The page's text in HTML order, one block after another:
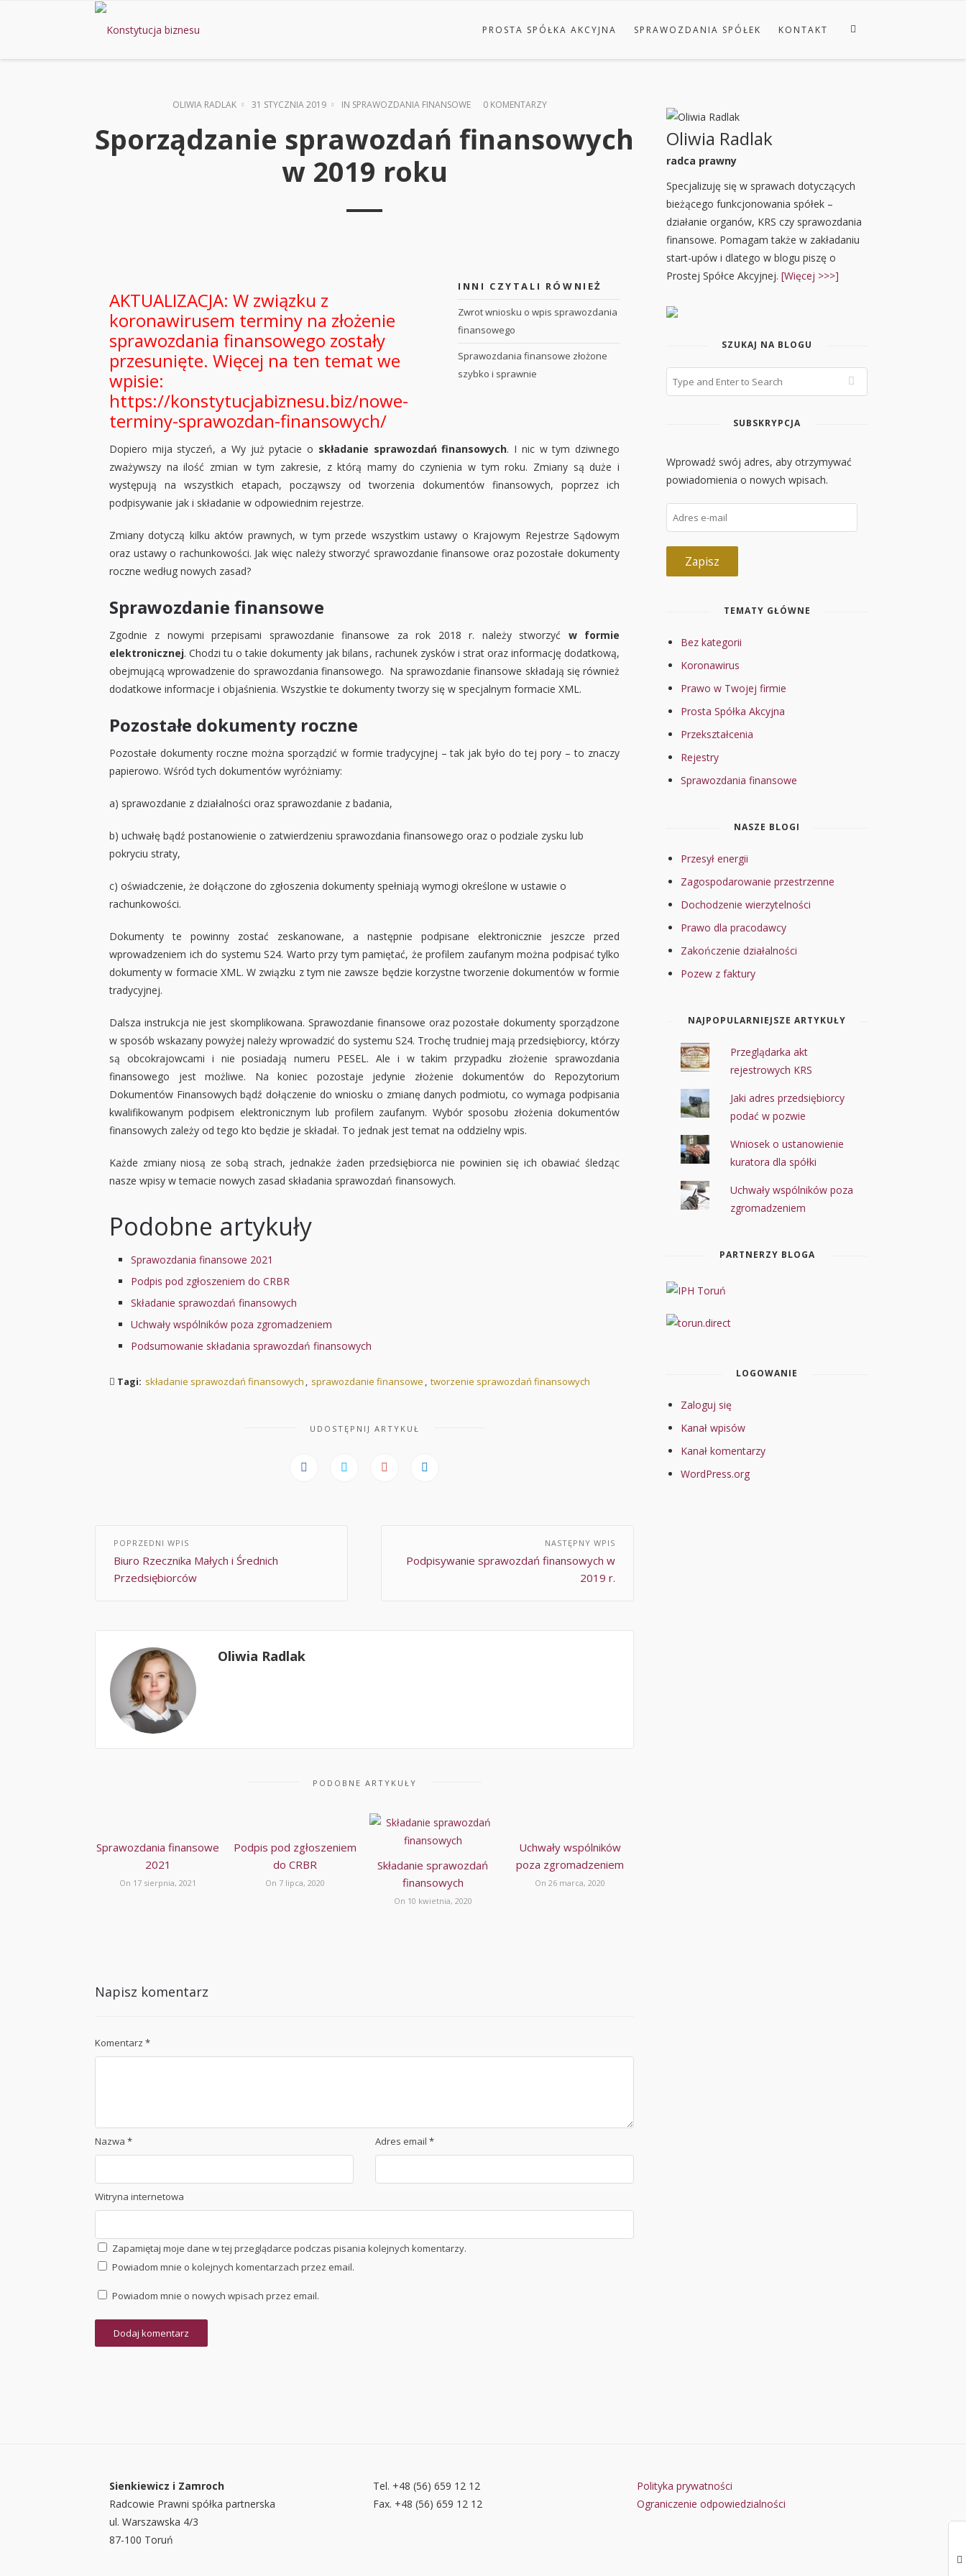
PROSTA SPÓŁKA AKCYJNA SPRAWOZDANIA SPÓŁEK KONTAKT
OLIWIA RADLAK 31 STYCZNIA 2019 IN SPRAWOZDANIA FINANSOWE 0 KOMENTARZY
Sporządzanie sprawozdań finansowych
w 2019 roku
INNI CZYTALI RÓWNIEŻ
Zwrot wniosku o wpis sprawozdania
finansowego
Sprawozdania finansowe złożone
szybko i sprawnie
AKTUALIZACJA: W związku z
koronawirusem terminy na złożenie
sprawozdania finansowego zostały
przesunięte. Więcej na ten temat we
wpisie:
https://konstytucjabiznesu.biz/nowe-
terminy-sprawozdan-finansowych/
Dopiero mija styczeń, a Wy już pytacie o składanie sprawozdań finansowych. I nic w tym dziwnego
zważywszy na ilość zmian w tym zakresie, z którą mamy do czynienia w tym roku. Zmiany są duże i
występują na wszystkich etapach, począwszy od tworzenia dokumentów finansowych, poprzez ich
podpisywanie jak i składanie w odpowiednim rejestrze.
Zmiany dotyczą kilku aktów prawnych, w tym przede wszystkim ustawy o Krajowym Rejestrze Sądowym
oraz ustawy o rachunkowości. Jak więc należy stworzyć sprawozdanie finansowe oraz pozostałe dokumenty
roczne według nowych zasad?
Sprawozdanie finansowe
Zgodnie z nowymi przepisami sprawozdanie finansowe za rok 2018 r. należy stworzyć w formie
elektronicznej. Chodzi tu o takie dokumenty jak bilans, rachunek zysków i strat oraz informację dodatkową,
obejmującą wprowadzenie do sprawozdania finansowego. Na sprawozdanie finansowe składają się również
dodatkowe informacje i objaśnienia. Wszystkie te dokumenty tworzy się w specjalnym formacie XML.
Pozostałe dokumenty roczne
Pozostałe dokumenty roczne można sporządzić w formie tradycyjnej – tak jak było do tej pory – to znaczy
papierowo. Wśród tych dokumentów wyróżniamy:
a) sprawozdanie z działalności oraz sprawozdanie z badania,
b) uchwałę bądź postanowienie o zatwierdzeniu sprawozdania finansowego oraz o podziale zysku lub
pokryciu straty,
c) oświadczenie, że dołączone do zgłoszenia dokumenty spełniają wymogi określone w ustawie o
rachunkowości.
Dokumenty te powinny zostać zeskanowane, a następnie podpisane elektronicznie jeszcze przed
wprowadzeniem ich do systemu S24. Warto przy tym pamiętać, że profilem zaufanym można podpisać tylko
dokumenty w formacie XML. W związku z tym nie zawsze będzie korzystne tworzenie dokumentów w formie
tradycyjnej.
Dalsza instrukcja nie jest skomplikowana. Sprawozdanie finansowe oraz pozostałe dokumenty sporządzone
w sposób wskazany powyżej należy wprowadzić do systemu S24. Trochę trudniej mają przedsiębiorcy, którzy
są obcokrajowcami i nie posiadają numeru PESEL. Ale i w takim przypadku złożenie sprawozdania
finansowego jest możliwe. Na koniec pozostaje jedynie złożenie dokumentów do Repozytorium
Dokumentów Finansowych bądź dołączenie do wniosku o zmianę danych podmiotu, co wymaga podpisania
kwalifikowanym podpisem elektronicznym lub profilem zaufanym. Wybór sposobu złożenia dokumentów
finansowych zależy od tego kto będzie je składał. To jednak jest temat na oddzielny wpis.
Każde zmiany niosą ze sobą strach, jednakże żaden przedsiębiorca nie powinien się ich obawiać śledząc
nasze wpisy w temacie nowych zasad składania sprawozdań finansowych.
Podobne artykuły
Sprawozdania finansowe 2021
Podpis pod zgłoszeniem do CRBR
Składanie sprawozdań finansowych
Uchwały wspólników poza zgromadzeniem
Podsumowanie składania sprawozdań finansowych
Tagi: składanie sprawozdań finansowych , sprawozdanie finansowe , tworzenie sprawozdań finansowych
UDOSTĘPNIJ ARTYKUŁ
POPRZEDNI WPIS
Biuro Rzecznika Małych i Średnich
Przedsiębiorców
NASTĘPNY WPIS
Podpisywanie sprawozdań finansowych w
2019 r.
Oliwia Radlak
PODOBNE ARTYKUŁY
Sprawozdania finansowe
2021
On 17 sierpnia, 2021
Podpis pod zgłoszeniem
do CRBR
On 7 lipca, 2020
Składanie sprawozdań
finansowych
On 10 kwietnia, 2020
Uchwały wspólników
poza zgromadzeniem
On 26 marca, 2020
Napisz komentarz
Komentarz *
Nazwa * Adres email *
Witryna internetowa
Zapamiętaj moje dane w tej przeglądarce podczas pisania kolejnych komentarzy.
Powiadom mnie o kolejnych komentarzach przez email.
Powiadom mnie o nowych wpisach przez email.
Oliwia Radlak
radca prawny
Specjalizuję się w sprawach dotyczących
bieżącego funkcjonowania spółek –
działanie organów, KRS czy sprawozdania
finansowe. Pomagam także w zakładaniu
start-upów i dlatego w blogu piszę o
Prostej Spółce Akcyjnej. [Więcej >>>]
SZUKAJ NA BLOGU
SUBSKRYPCJA
Wprowadź swój adres, aby otrzymywać
powiadomienia o nowych wpisach.
Adres
e-
mail
Zapisz
TEMATY GŁÓWNE
Bez kategorii
Koronawirus
Prawo w Twojej firmie
Prosta Spółka Akcyjna
Przekształcenia
Rejestry
Sprawozdania finansowe
NASZE BLOGI
Przesył energii
Zagospodarowanie przestrzenne
Dochodzenie wierzytelności
Prawo dla pracodawcy
Zakończenie działalności
Pozew z faktury
NAJPOPULARNIEJSZE ARTYKUŁY
Przeglądarka akt
rejestrowych KRS
Jaki adres przedsiębiorcy
podać w pozwie
Wniosek o ustanowienie
kuratora dla spółki
Uchwały wspólników poza
zgromadzeniem
PARTNERZY BLOGA
LOGOWANIE
Zaloguj się
Kanał wpisów
Kanał komentarzy
WordPress.org
Sienkiewicz i Zamroch
Radcowie Prawni spółka partnerska
ul. Warszawska 4/3
87-100 Toruń
Tel. +48 (56) 659 12 12
Fax. +48 (56) 659 12 12
Polityka prywatności
Ograniczenie odpowiedzialności